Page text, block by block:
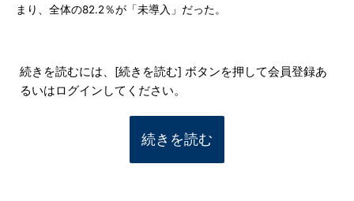
まり、全体の82.2％が「未導入」だった。
続きを読むには、[続きを読む] ボタンを押して会員登録あ
るいはログインしてください。
続きを読む